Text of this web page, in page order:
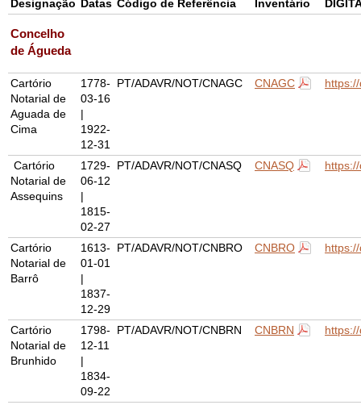
Designação Datas Código de Referência Inventário
Concelho
de Águeda
Cartório
Notarial de
Aguada de
Cima
1778-
03-16
|
1922-
12-31
PT/ADAVR/NOT/CNAGC CNAGC
Cartório
Notarial de
Assequins
1729-
06-12
|
1815-
02-27
PT/ADAVR/NOT/CNASQ CNASQ
Cartório
Notarial de
Barrô
1613-
01-01
|
1837-
12-29
PT/ADAVR/NOT/CNBRO CNBRO
Cartório
Notarial de
Brunhido
1798-
12-11
|
1834-
09-22
PT/ADAVR/NOT/CNBRN CNBRN